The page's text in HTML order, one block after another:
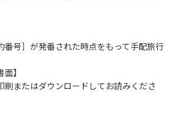
タープを張らない。
きは川原で遊ばない。
公園キャンプ場で雨が降らなくても、上
水することがあるので、水の濁りに注意
には直ちに川原での遊びを中止する。
管理者や地元住民から川についての注意
番号］が発番された時点をもって手配旅行
】
刷またはダウンロードしてお読みくださ